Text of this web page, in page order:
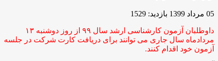
05 مرداد 1399 بازدید: 1529
داوطلبان آزمون کارشناسی ارشد سال ۹۹ از روز دوشنبه ۱۳
مردادماه سال جاری می توانند برای دریافت کارت شرکت در جلسه
آزمون خود اقدام کنند.